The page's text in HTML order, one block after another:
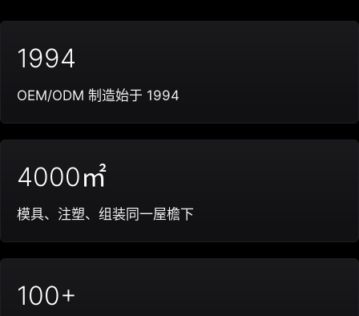
1994
OEM/ODM 制造始于 1994
4000㎡
模具、注塑、组装同一屋檐下
100+